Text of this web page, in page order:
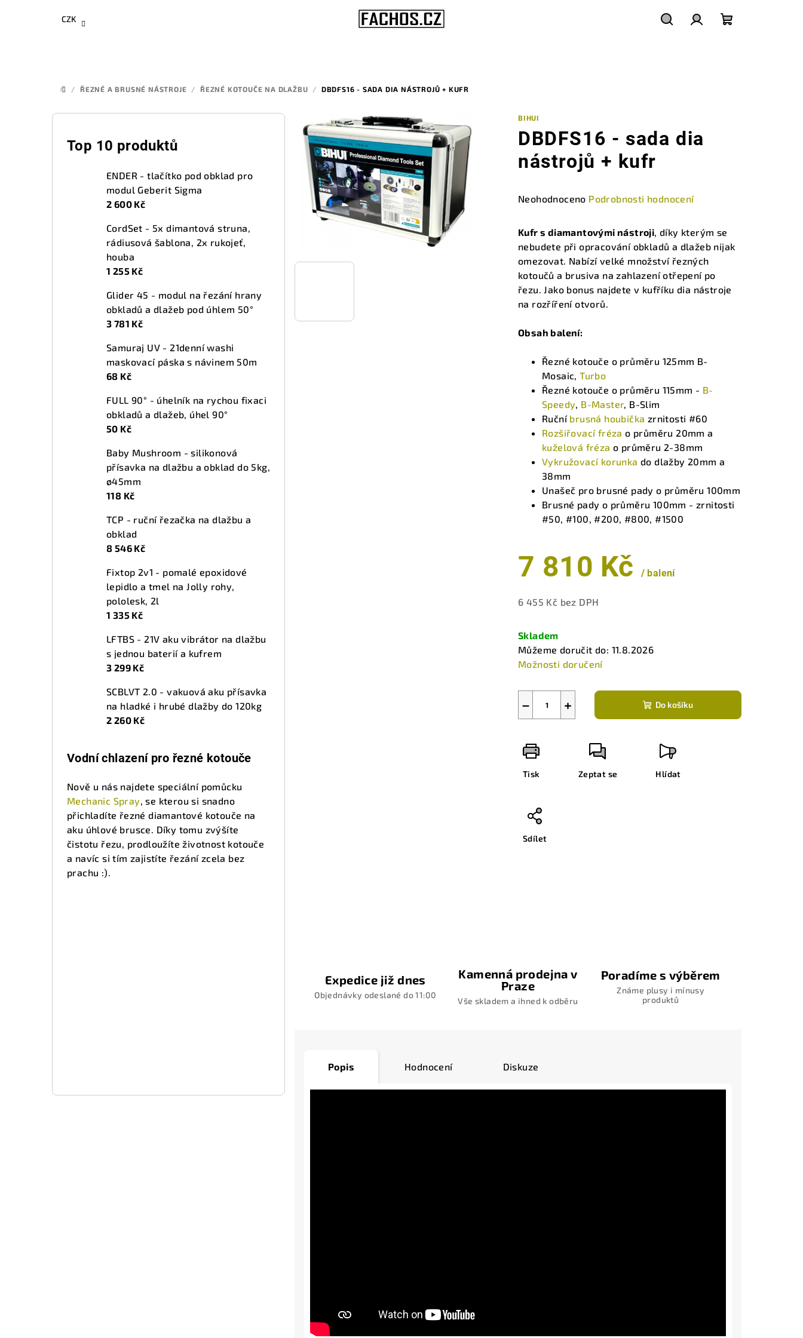
CZK
DOMŮ
/ ŘEZNÉ A BRUSNÉ NÁSTROJE / ŘEZNÉ KOTOUČE NA DLAŽBU / DBDFS16 - SADA DIA NÁSTROJŮ + KUFR
P
Top 10 produktů
ENDER - tlačítko pod obklad pro
modul Geberit Sigma
2 600 Kč
CordSet - 5x dimantová struna,
rádiusová šablona, 2x rukojeť,
houba
1 255 Kč
Glider 45 - modul na řezání hrany
obkladů a dlažeb pod úhlem 50°
3 781 Kč
Samuraj UV - 21denní washi
maskovací páska s návinem 50m
68 Kč
FULL 90° - úhelník na rychou fixaci
obkladů a dlažeb, úhel 90°
50 Kč
Baby Mushroom - silikonová
přísavka na dlažbu a obklad do 5kg,
ø45mm
118 Kč
TCP - ruční řezačka na dlažbu a
obklad
8 546 Kč
Fixtop 2v1 - pomalé epoxidové
lepidlo a tmel na Jolly rohy,
pololesk, 2l
1 335 Kč
LFTBS - 21V aku vibrátor na dlažbu
s jednou baterií a kufrem
3 299 Kč
SCBLVT 2.0 - vakuová aku přísavka
na hladké i hrubé dlažby do 120kg
2 260 Kč
Vodní chlazení pro řezné kotouče
Nově u nás najdete speciální pomůcku
Mechanic Spray, se kterou si snadno
přichladíte řezné diamantové kotouče na
aku úhlové brusce. Díky tomu zvýšíte
čistotu řezu, prodloužíte životnost kotouče
a navíc si tím zajistíte řezání zcela bez
prachu :).
BIHUI
DBDFS16 - sada dia
nástrojů + kufr
Průměrné
produktu
z
5
hvězdiček.
Neohodnoceno Podrobnosti hodnocení
Kufr s diamantovými nástroji, díky kterým se
nebudete při opracování obkladů a dlažeb nijak
omezovat. Nabízí velké množství řezných
kotoučů a brusiva na zahlazení otřepení po
řezu. Jako bonus najdete v kufříku dia nástroje
na rozříření otvorů.
Obsah balení:
Řezné kotouče o průměru 125mm B-
Mosaic,Turbo
Řezné kotouče o průměru 115mm - B-
Speedy, B-Master, B-Slim
Ruční brusná houbička zrnitosti #60
Rozšiřovací fréza o průměru 20mm a
kuželová fréza o průměru 2-38mm
Vykružovací korunka do dlažby 20mm a
38mm
Unašeč pro brusné pady o průměru 100mm
Brusné pady o průměru 100mm - zrnitosti
#50, #100, #200, #800, #1500
7 810 Kč / balení
6 455 Kč bez DPH
cena:
Skladem
Můžeme doručit do: 11.8.2026
Možnosti doručení
+
− Do košíku
Tisk Zeptat se Hlídat
Sdílet
Expedice již dnes
Objednávky odeslané do 11:00
Kamenná prodejna v
Praze
Vše skladem a ihned k odběru
Poradíme s výběrem
Známe plusy i mínusy
produktů
Popis Hodnocení Diskuze